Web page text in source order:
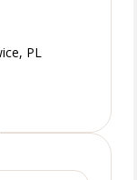
PL